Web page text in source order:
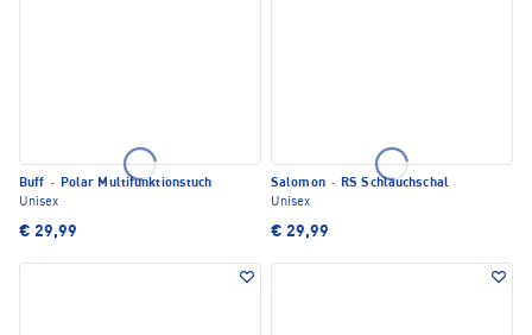
Buff · Polar Multifunktionstuch
Unisex
€ 29,99
Salomon · RS Schlauchschal
Unisex
€ 29,99